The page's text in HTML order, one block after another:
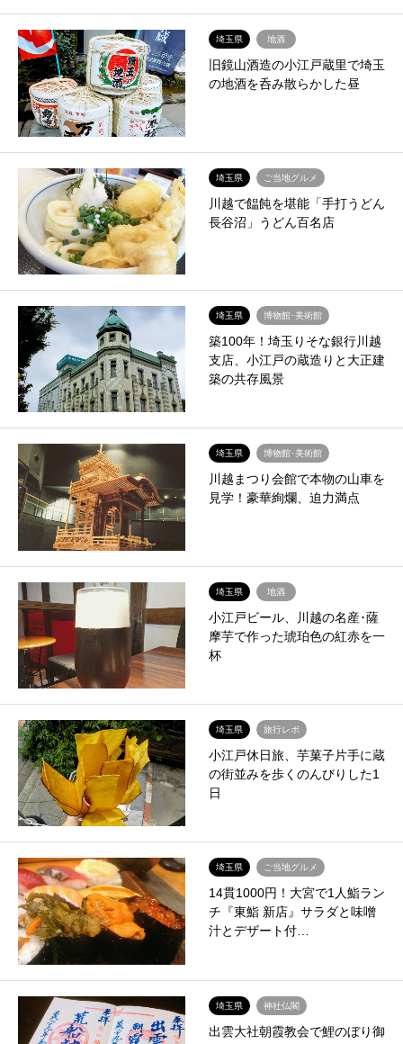
埼玉県 地酒
旧鏡山酒造の小江戸蔵里で埼玉
の地酒を呑み散らかした昼
埼玉県 ご当地グルメ
川越で饂飩を堪能「手打うどん
長谷沼」うどん百名店
埼玉県 博物館･美術館
築100年！埼玉りそな銀行川越
支店、小江戸の蔵造りと大正建
築の共存風景
埼玉県 博物館･美術館
川越まつり会館で本物の山車を
見学！豪華絢爛、迫力満点
埼玉県 地酒
小江戸ビール、川越の名産･薩
摩芋で作った琥珀色の紅赤を一
杯
埼玉県 旅行レポ
小江戸休日旅、芋菓子片手に蔵
の街並みを歩くのんびりした1
日
埼玉県 ご当地グルメ
14貫1000円！大宮で1人鮨ラン
チ『東鮨 新店』サラダと味噌
汁とデザート付…
埼玉県 神社仏閣
出雲大社朝霞教会で鯉のぼり御